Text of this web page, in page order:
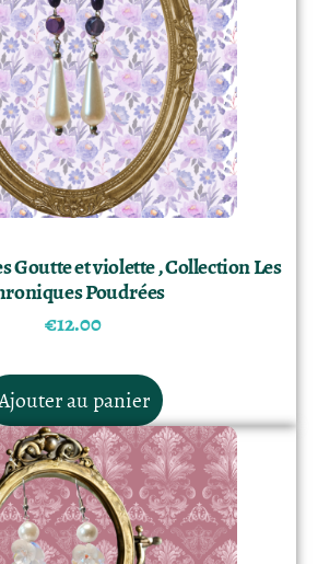
Goutte et violette , Collection Les
Poudrées
€12.00
au panier